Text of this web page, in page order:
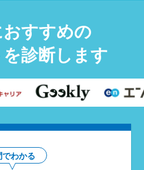
すすめの
診断します
でわかる